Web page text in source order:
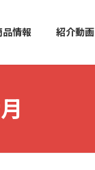
品情報 紹介動画